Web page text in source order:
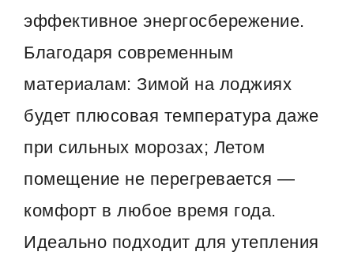
эффективное энергосбережение.
Благодаря современным
материалам: Зимой на лоджиях
будет плюсовая температура даже
при сильных морозах; Летом
помещение не перегревается —
комфорт в любое время года.
Идеально подходит для утепления